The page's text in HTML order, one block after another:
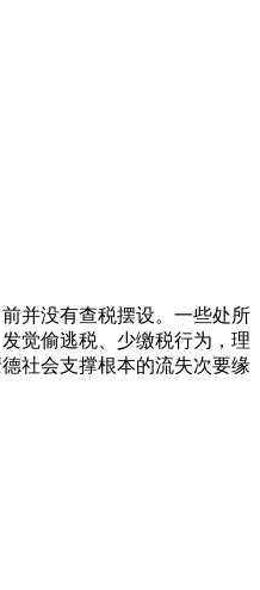
并没有查税摆设。一些处所
觉偷逃税、少缴税行为，理
社会支撑根本的流失次要缘